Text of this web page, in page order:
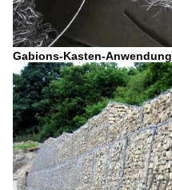
Gabions-Kasten-Anwendung